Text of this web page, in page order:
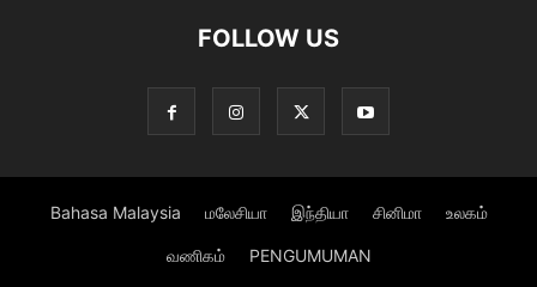
FOLLOW US
Bahasa Malaysia மலேசியா இந்தியா சினிமா உலகம்
வணிகம் PENGUMUMAN